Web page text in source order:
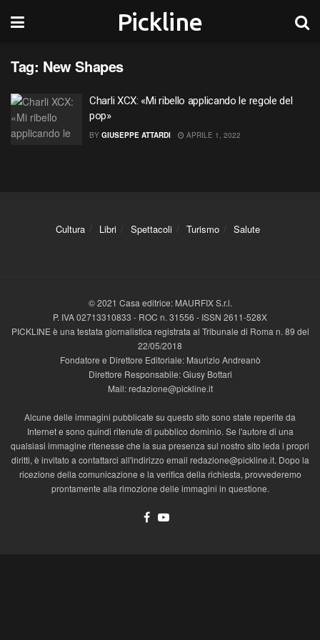
Pickline
Tag: New Shapes
Charli XCX: «Mi ribello applicando le regole del
pop»
BY GIUSEPPE ATTARDI APRILE 1, 2022
Cultura Libri Spettacoli Turismo Salute
© 2021 Casa editrice: MAURFIX S.r.l.
P. IVA 02713310833 - ROC n. 31556 - ISSN 2611-528X
PICKLINE è una testata giornalistica registrata al Tribunale di Roma n. 89 del
22/05/2018
Fondatore e Direttore Editoriale: Maurizio Andreanò
Direttore Responsabile: Giusy Bottari
Mail: redazione@pickline.it
Alcune delle immagini pubblicate su questo sito sono state reperite da
Internet e sono quindi ritenute di pubblico dominio. Se l'autore di una
qualsiasi immagine ritenesse che la sua presenza sul nostro sito leda i propri
diritti, è invitato a contattarci all'indirizzo email redazione@pickline.it. Dopo la
ricezione della comunicazione e la verifica della richiesta, provvederemo
prontamente alla rimozione delle immagini in questione.